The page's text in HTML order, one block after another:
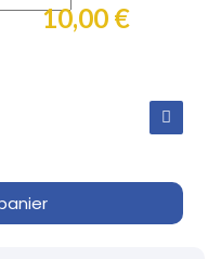
10,00 €